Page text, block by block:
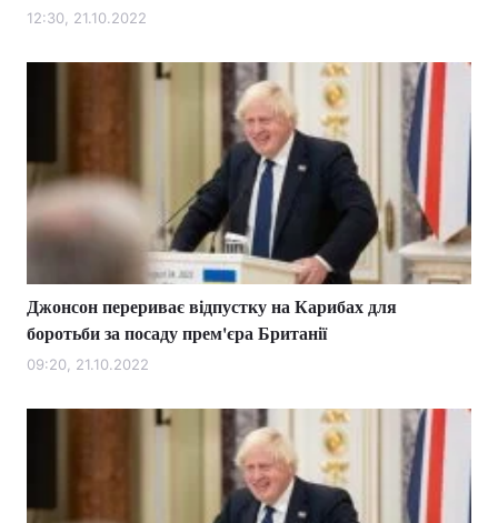
12:30, 21.10.2022
Джонсон перериває відпустку на Карибах для
боротьби за посаду прем'єра Британії
09:20, 21.10.2022